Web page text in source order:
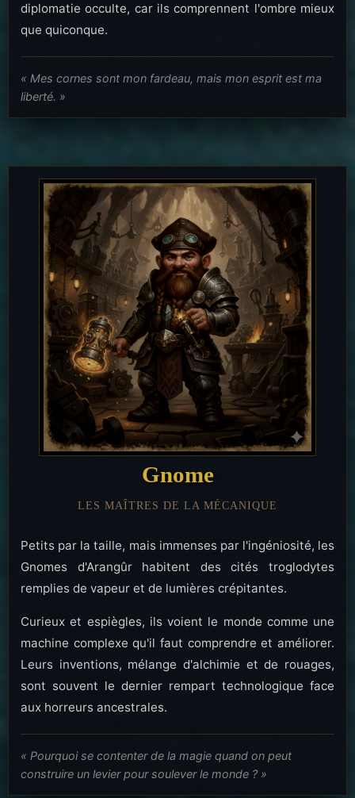
diplomatie occulte, car ils comprennent l'ombre mieux
que quiconque.
« Mes cornes sont mon fardeau, mais mon esprit est ma
liberté. »
Gnome
LES MAÎTRES DE LA MÉCANIQUE
Petits par la taille, mais immenses par l'ingéniosité, les
Gnomes d'Arangûr habitent des cités troglodytes
remplies de vapeur et de lumières crépitantes.
Curieux et espiègles, ils voient le monde comme une
machine complexe qu'il faut comprendre et améliorer.
Leurs inventions, mélange d'alchimie et de rouages,
sont souvent le dernier rempart technologique face
aux horreurs ancestrales.
« Pourquoi se contenter de la magie quand on peut
construire un levier pour soulever le monde ? »